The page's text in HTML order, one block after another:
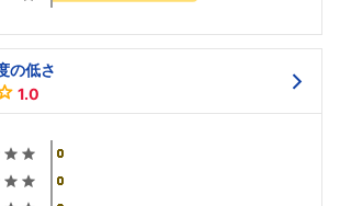
の低さ
1.0